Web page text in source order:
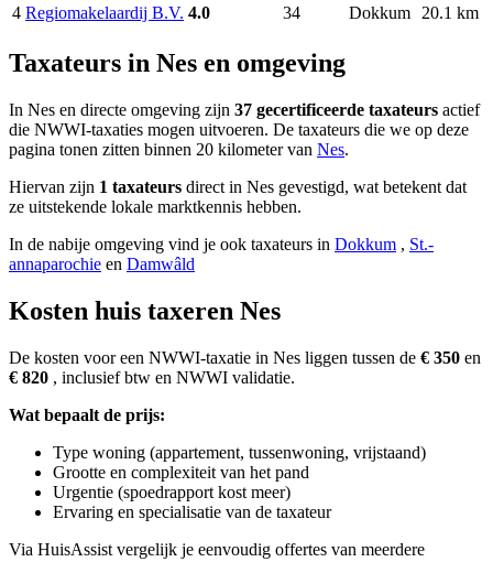
4 Regiomakelaardij B.V. 4.0 34 Dokkum 20.1 km
Taxateurs in Nes en omgeving
In Nes en directe omgeving zijn 37 gecertificeerde taxateurs actief
die NWWI-taxaties mogen uitvoeren. De taxateurs die we op deze
pagina tonen zitten binnen 20 kilometer van Nes.
Hiervan zijn 1 taxateurs direct in Nes gevestigd, wat betekent dat
ze uitstekende lokale marktkennis hebben.
In de nabije omgeving vind je ook taxateurs in Dokkum , St.-
annaparochie en Damwâld
Kosten huis taxeren Nes
De kosten voor een NWWI-taxatie in Nes liggen tussen de € 350 en
€ 820 , inclusief btw en NWWI validatie.
Wat bepaalt de prijs:
Type woning (appartement, tussenwoning, vrijstaand)
Grootte en complexiteit van het pand
Urgentie (spoedrapport kost meer)
Ervaring en specialisatie van de taxateur
Via HuisAssist vergelijk je eenvoudig offertes van meerdere